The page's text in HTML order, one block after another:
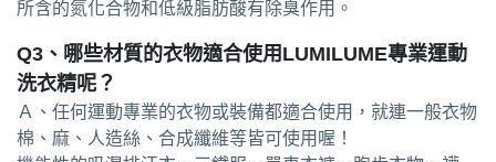
所含的氮化合物和低級脂肪酸有除臭作用。
Q3、哪些材質的衣物適合使用LUMILUME專業運動
洗衣精呢？
Ａ、任何運動專業的衣物或裝備都適合使用，就連一般衣物
棉、麻、人造絲、合成纖維等皆可使用喔！